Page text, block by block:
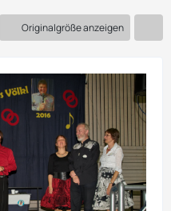
Originalgröße anzeigen